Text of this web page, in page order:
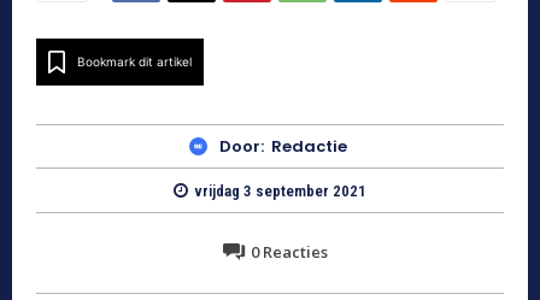
Bookmark dit artikel
Door: Redactie
vrijdag 3 september 2021
0Reacties